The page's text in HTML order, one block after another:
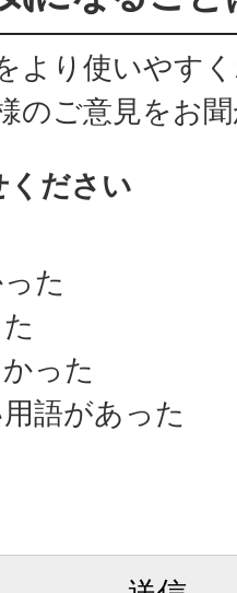
より使いやす
のご意見をお
ください
た
った
語があった